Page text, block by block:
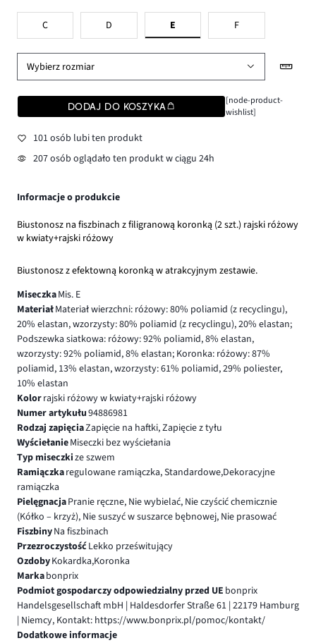
C D E F
Wybierz rozmiar
DODAJ DO KOSZYKA
[node-product-
wishlist]
101 osób lubi ten produkt
207 osób oglądało ten produkt w ciągu 24h
Informacje o produkcie
Biustonosz na fiszbinach z filigranową koronką (2 szt.) rajski różowy
w kwiaty+rajski różowy
Biustonosz z efektowną koronką w atrakcyjnym zestawie.
MiseczkaMis. E
MateriałMateriał wierzchni: różowy: 80% poliamid (z recyclingu),
20% elastan, wzorzysty: 80% poliamid (z recyclingu), 20% elastan;
Podszewka siatkowa: różowy: 92% poliamid, 8% elastan,
wzorzysty: 92% poliamid, 8% elastan; Koronka: różowy: 87%
poliamid, 13% elastan, wzorzysty: 61% poliamid, 29% poliester,
10% elastan
Kolorrajski różowy w kwiaty+rajski różowy
Numer artykułu94886981
Rodzaj zapięciaZapięcie na haftki, Zapięcie z tyłu
WyściełanieMiseczki bez wyściełania
Typ miseczkize szwem
Ramiączkaregulowane ramiączka, Standardowe,Dekoracyjne
ramiączka
PielęgnacjaPranie ręczne, Nie wybielać, Nie czyścić chemicznie
(Kółko – krzyż), Nie suszyć w suszarce bębnowej, Nie prasować
FiszbinyNa fiszbinach
PrzezroczystośćLekko prześwitujący
OzdobyKokardka,Koronka
Markabonprix
Podmiot gospodarczy odpowiedzialny przed UE bonprix
Handelsgesellschaft mbH | Haldesdorfer Straße 61 | 22179 Hamburg
| Niemcy, Kontakt: https://www.bonprix.pl/pomoc/kontakt/
Dodatkowe informacje